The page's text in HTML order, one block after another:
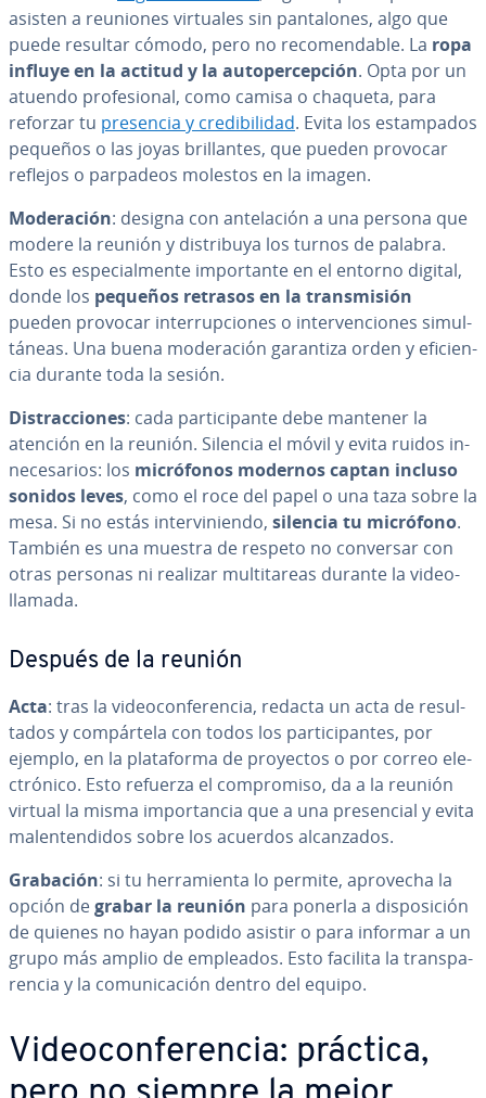
asisten a reuniones virtuales sin pa­n­ta­lo­nes, algo que
puede resultar cómodo, pero no re­co­me­n­da­ble. La ropa
influye en la actitud y la au­to­pe­r­ce­p­ción. Opta por un
atuendo pro­fe­sio­nal, como camisa o chaqueta, para
reforzar tu presencia y cre­di­bi­li­dad. Evita los es­ta­m­pa­dos
pequeños o las joyas bri­lla­n­tes, que pueden provocar
reflejos o parpadeos molestos en la imagen.
Mo­de­ra­ción: designa con an­te­la­ción a una persona que
modere la reunión y di­s­tri­bu­ya los turnos de palabra.
Esto es es­pe­cia­l­me­n­te im­po­r­ta­n­te en el entorno digital,
donde los pequeños retrasos en la tra­n­s­mi­sión
pueden provocar in­te­rru­p­cio­nes o in­te­r­ve­n­cio­nes si­mu­l­
tá­neas. Una buena mo­de­ra­ción garantiza orden y efi­cie­n­
cia durante toda la sesión.
Di­s­tra­c­cio­nes: cada pa­r­ti­ci­pa­n­te debe mantener la
atención en la reunión. Silencia el móvil y evita ruidos in­
ne­ce­sa­rios: los mi­cró­fo­nos modernos captan incluso
sonidos leves, como el roce del papel o una taza sobre la
mesa. Si no estás in­te­r­vi­nie­n­do, silencia tu micrófono.
También es una muestra de respeto no conversar con
otras personas ni realizar mu­l­ti­ta­reas durante la vi­deo­
lla­ma­da.
Después de la reunión
Acta: tras la vi­deo­co­n­fe­re­n­cia, redacta un acta de re­su­l­
ta­dos y co­m­pár­te­la con todos los pa­r­ti­ci­pa­n­tes, por
ejemplo, en la pla­ta­fo­r­ma de proyectos o por correo ele­
c­tró­ni­co. Esto refuerza el co­m­pro­mi­so, da a la reunión
virtual la misma im­po­r­ta­n­cia que a una pre­se­n­cial y evita
ma­le­n­te­n­di­dos sobre los acuerdos al­ca­n­za­dos.
Grabación: si tu he­rra­mie­n­ta lo permite, aprovecha la
opción degrabar la reunión para ponerla a di­s­po­si­ción
de quienes no hayan podido asistir o para informar a un
grupo más amplio de empleados. Esto facilita la tra­n­s­pa­
re­n­cia y la co­mu­ni­ca­ción dentro del equipo.
Vi­deo­co­n­fe­re­n­cia: práctica,